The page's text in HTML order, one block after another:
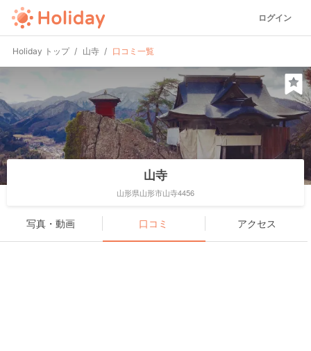
ログイン
Holiday トップ 山寺 口コミ一覧
山寺
山形県山形市山寺4456
写真・動画 口コミ アクセス